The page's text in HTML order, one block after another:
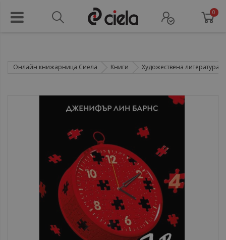
0
Онлайн книжарница Сиела Книги Художествена литература